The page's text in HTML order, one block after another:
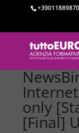
+39011889870
only
[Final]